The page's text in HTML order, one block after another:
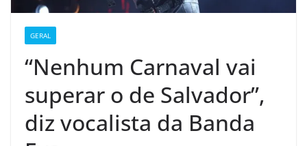
GERAL
“Nenhum Carnaval vai
superar o de Salvador”,
diz vocalista da Banda